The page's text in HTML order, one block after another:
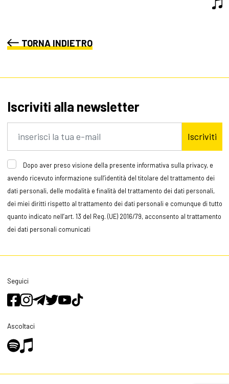
TORNA INDIETRO
Iscriviti alla newsletter
Iscriviti
Dopo aver preso visione della presente informativa sulla privacy, e
avendo ricevuto informazione sull’identità del titolare del trattamento dei
dati personali, delle modalità e finalità del trattamento dei dati personali,
dei miei diritti rispetto al trattamento dei dati personali e comunque di tutto
quanto indicato nell’art. 13 del Reg. (UE) 2016/79, acconsento al trattamento
dei dati personali comunicati
Seguici
Ascoltaci